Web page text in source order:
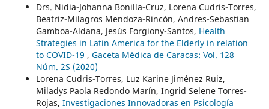
Drs. Nidia-Johanna Bonilla-Cruz, Lorena Cudris-Torres,
Beatriz-Milagros Mendoza-Rincón, Andres-Sebastian
Gamboa-Aldana, Jesús Forgiony-Santos, Health
Strategies in Latin America for the Elderly in relation
to COVID-19 , Gaceta Médica de Caracas: Vol. 128
Núm. 2S (2020)
Lorena Cudris-Torres, Luz Karine Jiménez Ruiz,
Miladys Paola Redondo Marín, Ingrid Selene Torres-
Rojas, Investigaciones Innovadoras en Psicología